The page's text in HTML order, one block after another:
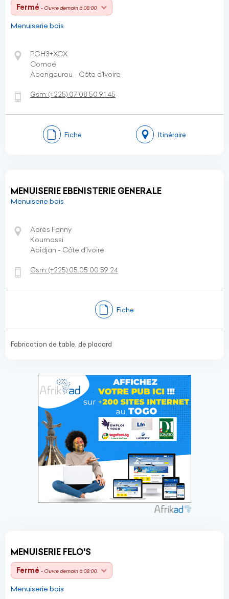
Fermé - Ouvre demain à 08:00
Menuiserie bois
PGH3+XCX
Comoé
Abengourou - Côte d’Ivoire
Gsm:(+225) 07 08 50 91 45
Fiche Itinéraire
MENUISERIE EBENISTERIE GENERALE
Menuiserie bois
Après Fanny
Koumassi
Abidjan - Côte d’Ivoire
Gsm:(+225) 05 05 00 59 24
Fiche
Fabrication de table, de placard
MENUISERIE FELO'S
Fermé - Ouvre demain à 08:00
Menuiserie bois